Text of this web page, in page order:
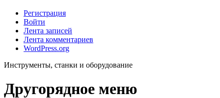
Регистрация
Войти
Лента записей
Лента комментариев
WordPress.org
Инструменты, станки и оборудование
Другорядное меню